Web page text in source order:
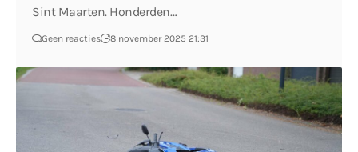
Sint Maarten. Honderden…
Geen reacties 8 november 2025 21:31